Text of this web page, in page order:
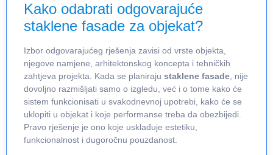
Kako odabrati odgovarajuće
staklene fasade za objekat?
Izbor odgovarajućeg rješenja zavisi od vrste objekta,
njegove namjene, arhitektonskog koncepta i tehničkih
zahtjeva projekta. Kada se planiraju staklene fasade, nije
dovoljno razmišljati samo o izgledu, već i o tome kako će
sistem funkcionisati u svakodnevnoj upotrebi, kako će se
uklopiti u objekat i koje performanse treba da obezbijedi.
Pravo rješenje je ono koje usklađuje estetiku,
funkcionalnost i dugoročnu pouzdanost.